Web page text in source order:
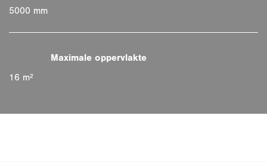
5000 mm
16 m²